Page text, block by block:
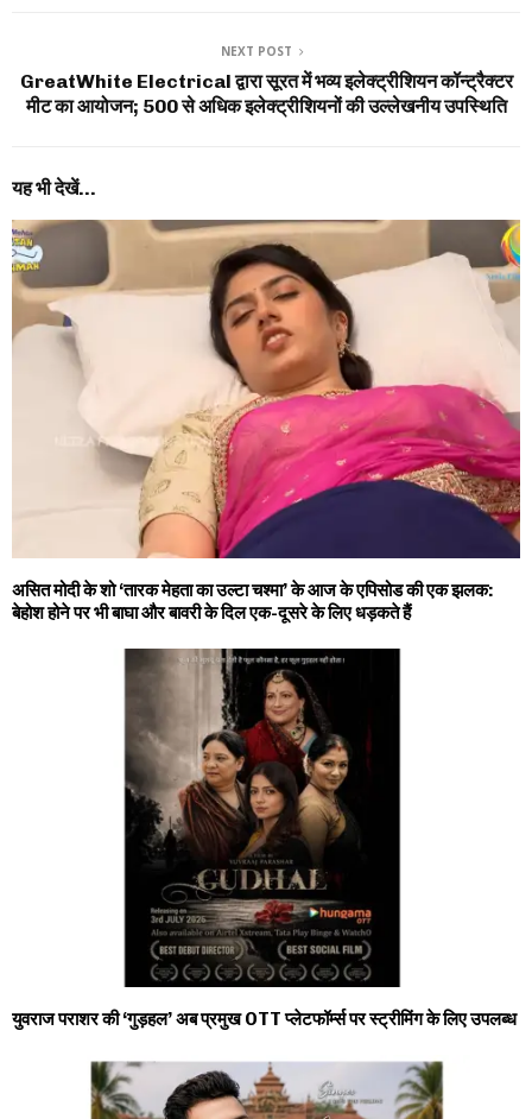
NEXT POST
GreatWhite Electrical द्वारा सूरत में भव्य इलेक्ट्रीशियन कॉन्ट्रैक्टर
मीट का आयोजन; 500 से अधिक इलेक्ट्रीशियनों की उल्लेखनीय उपस्थिति
यह भी देखें...
असित मोदी के शो ‘तारक मेहता का उल्टा चश्मा’ के आज के एपिसोड की एक झलक:
बेहोश होने पर भी बाघा और बावरी के दिल एक-दूसरे के लिए धड़कते हैं
युवराज पराशर की ‘गुड़हल’ अब प्रमुख OTT प्लेटफॉर्म्स पर स्ट्रीमिंग के लिए उपलब्ध